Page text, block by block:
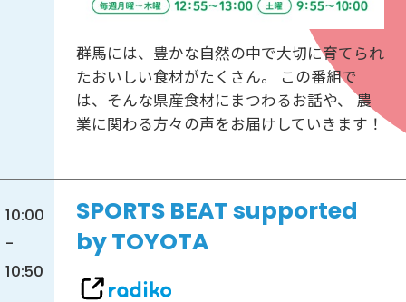
群馬には、豊かな自然の中で大切に育てられ
たおいしい食材がたくさん。 この番組で
は、そんな県産食材にまつわるお話や、 農
業に関わる方々の声をお届けしていきます！
10:00
-
10:50
SPORTS BEAT supported
by TOYOTA